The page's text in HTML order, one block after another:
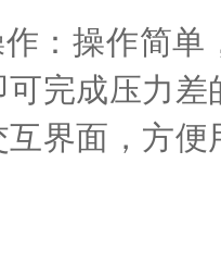
操作简单
完成压力
界面，方